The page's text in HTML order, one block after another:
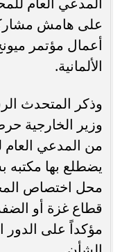
على هامش
أعمال مؤتمر
الألمانية.
وذكر المتحدث
وزير الخارجية
من المدعي العام
يضطلع بها مكتبه
محل اختصاص
قطاع غزة أو
مؤكداً على الدور